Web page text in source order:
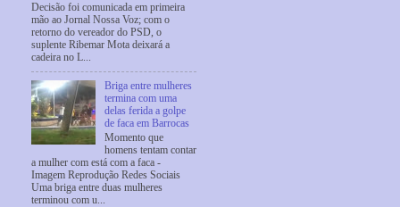
Decisão foi comunicada em primeira
mão ao Jornal Nossa Voz; com o
retorno do vereador do PSD, o
suplente Ribemar Mota deixará a
cadeira no L...
Briga entre mulheres
termina com uma
delas ferida a golpe
de faca em Barrocas
Momento que
homens tentam contar
a mulher com está com a faca -
Imagem Reprodução Redes Sociais
Uma briga entre duas mulheres
terminou com u...